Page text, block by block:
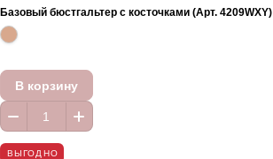
Базовый бюстгальтер с косточками (Арт. 4209WXY)
В корзину
ВЫГОДНО